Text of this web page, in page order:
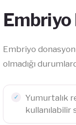
Embriyo
Embriyo
olmadığı
Yumurtalık